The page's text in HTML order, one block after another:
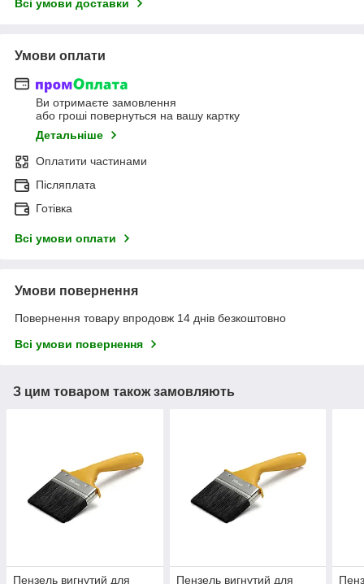
Всі умови доставки
Умови оплати
Ви отримаєте замовлення
або гроші повернуться на вашу картку
Детальніше
Оплатити частинами
Післяплата
Готівка
Всі умови оплати
Умови повернення
Повернення товару впродовж 14 днів безкоштовно
Всі умови повернення
З цим товаром також замовляють
Пензель вигнутий для
Пензель вигнутий для